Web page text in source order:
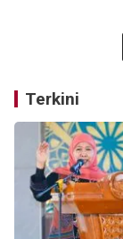
Terkini